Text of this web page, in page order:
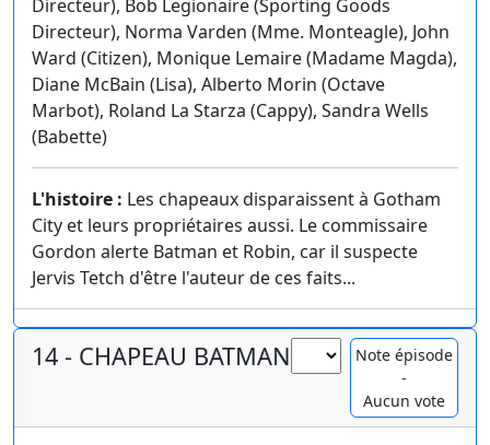
Directeur), Bob Legionaire (Sporting Goods
Directeur), Norma Varden (Mme. Monteagle), John
Ward (Citizen), Monique Lemaire (Madame Magda),
Diane McBain (Lisa), Alberto Morin (Octave
Marbot), Roland La Starza (Cappy), Sandra Wells
(Babette)
L'histoire : Les chapeaux disparaissent à Gotham
City et leurs propriétaires aussi. Le commissaire
Gordon alerte Batman et Robin, car il suspecte
Jervis Tetch d'être l'auteur de ces faits...
14 - CHAPEAU BATMAN
Note épisode
-
Aucun vote